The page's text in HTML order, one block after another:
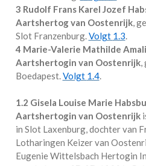
3 Rudolf Frans Karel Jozef
Aartshertog van Oostenrijk,
Slot Franzenburg.Volgt 1.3.
4 Marie-Valerie Mathilde
Aartshertogin van Oostenrijk,
Boedapest.Volgt 1.4.
1.2 Gisela Louise Marie
Aartshertogin van Oostenrijk
in Slot Laxenburg, dochter van
Lotharingen Keizer van
Eugenie Wittelsbach Hertogin